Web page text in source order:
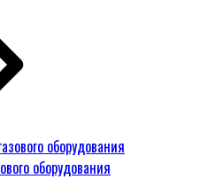
оборудования